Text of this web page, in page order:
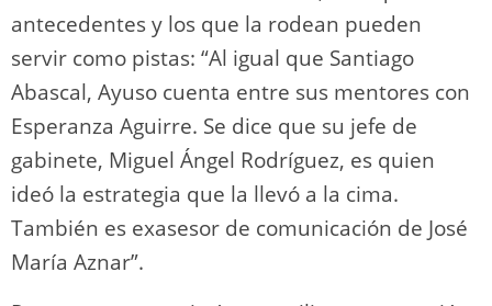
antecedentes y los que la rodean pueden
servir como pistas: “Al igual que Santiago
Abascal, Ayuso cuenta entre sus mentores con
Esperanza Aguirre. Se dice que su jefe de
gabinete, Miguel Ángel Rodríguez, es quien
ideó la estrategia que la llevó a la cima.
También es exasesor de comunicación de José
María Aznar”.